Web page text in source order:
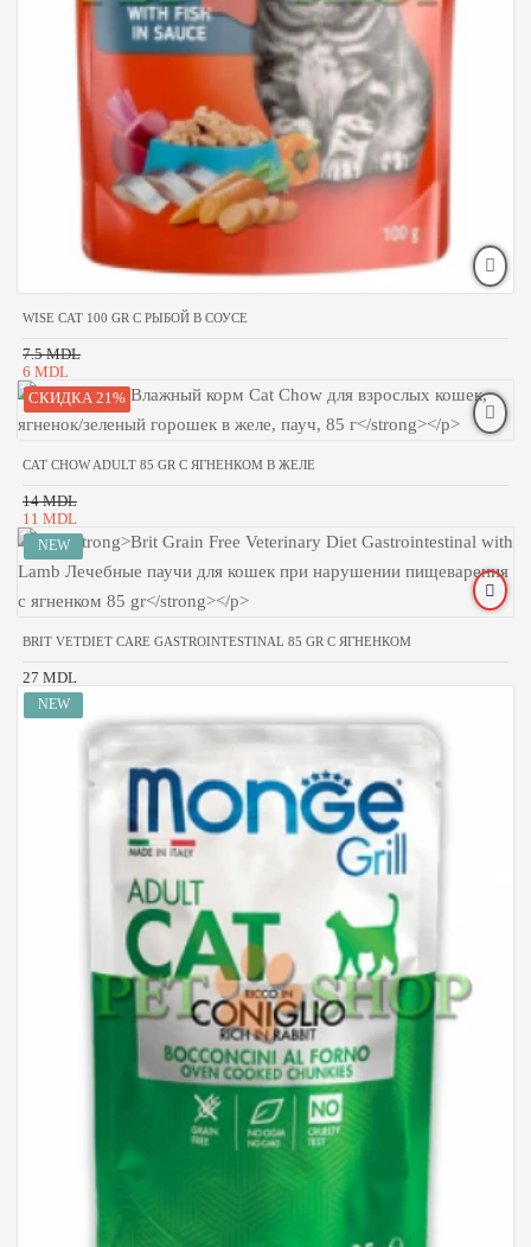
WISE CAT 100 GR С РЫБОЙ В СОУСЕ
7.5 MDL
6 MDL
СКИДКА 21%
CAT CHOW ADULT 85 GR С ЯГНЕНКОМ В ЖЕЛЕ
14 MDL
11 MDL
BRIT VETDIET CARE GASTROINTESTINAL 85 GR С ЯГНЕНКОМ
27 MDL